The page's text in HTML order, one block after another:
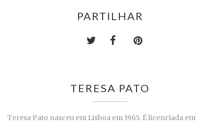
PARTILHAR
TERESA PATO
Teresa Pato nasceu em Lisboa em 1965. É licenciada em